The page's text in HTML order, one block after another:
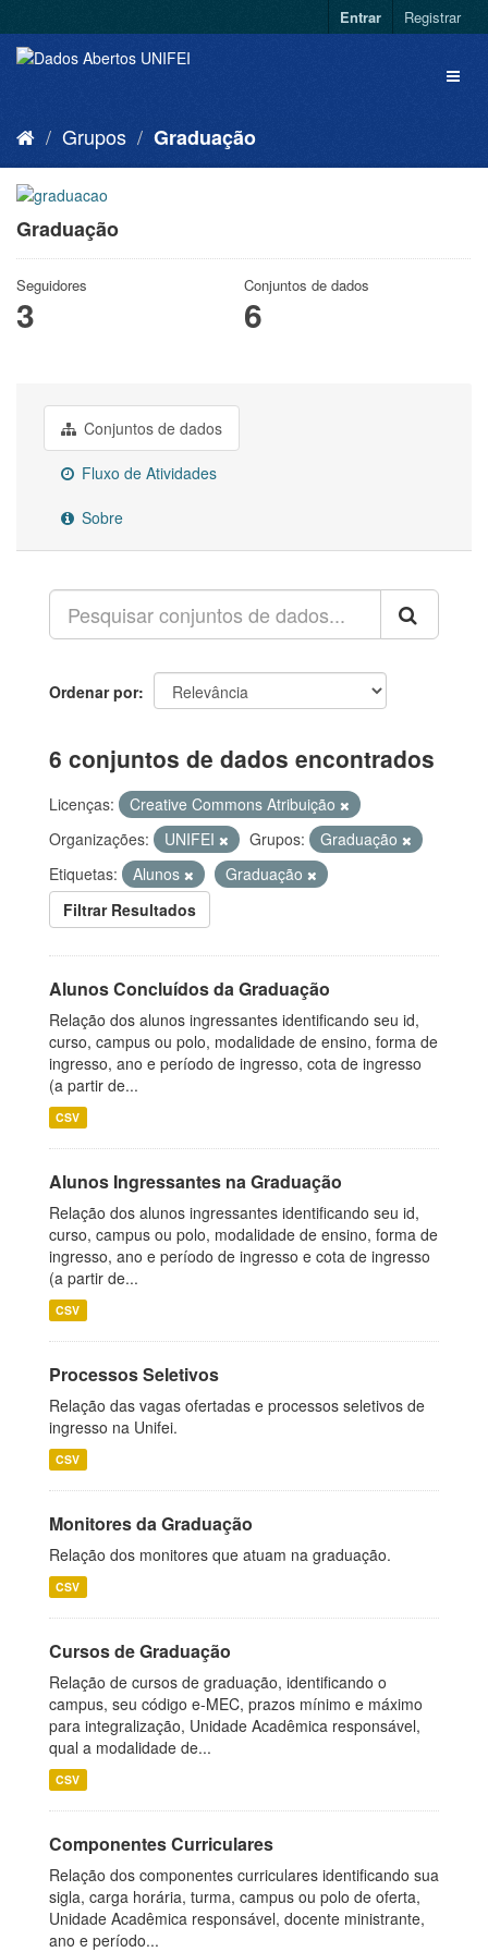
Entrar Registrar
Grupos Graduação
Graduação
Seguidores
3
Conjuntos de dados
6
Conjuntos de dados
Fluxo de Atividades
Sobre
Ordenar por
6 conjuntos de dados encontrados
Licenças:
Creative Commons Atribuição
Organizações:
UNIFEI Grupos:
Graduação
Etiquetas:
Alunos
Graduação
Filtrar Resultados
Alunos Concluídos da Graduação
Relação dos alunos ingressantes identificando seu id,
curso, campus ou polo, modalidade de ensino, forma de
ingresso, ano e período de ingresso, cota de ingresso
(a partir de...
CSV
Alunos Ingressantes na Graduação
Relação dos alunos ingressantes identificando seu id,
curso, campus ou polo, modalidade de ensino, forma de
ingresso, ano e período de ingresso e cota de ingresso
(a partir de...
CSV
Processos Seletivos
Relação das vagas ofertadas e processos seletivos de
ingresso na Unifei.
CSV
Monitores da Graduação
Relação dos monitores que atuam na graduação.
CSV
Cursos de Graduação
Relação de cursos de graduação, identificando o
campus, seu código e-MEC, prazos mínimo e máximo
para integralização, Unidade Acadêmica responsável,
qual a modalidade de...
CSV
Componentes Curriculares
Relação dos componentes curriculares identificando sua
sigla, carga horária, turma, campus ou polo de oferta,
Unidade Acadêmica responsável, docente ministrante,
ano e período...